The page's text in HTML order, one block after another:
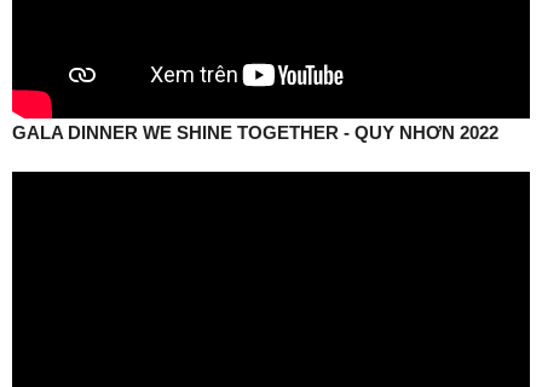
GALA DINNER WE SHINE TOGETHER - QUY NHƠN 2022